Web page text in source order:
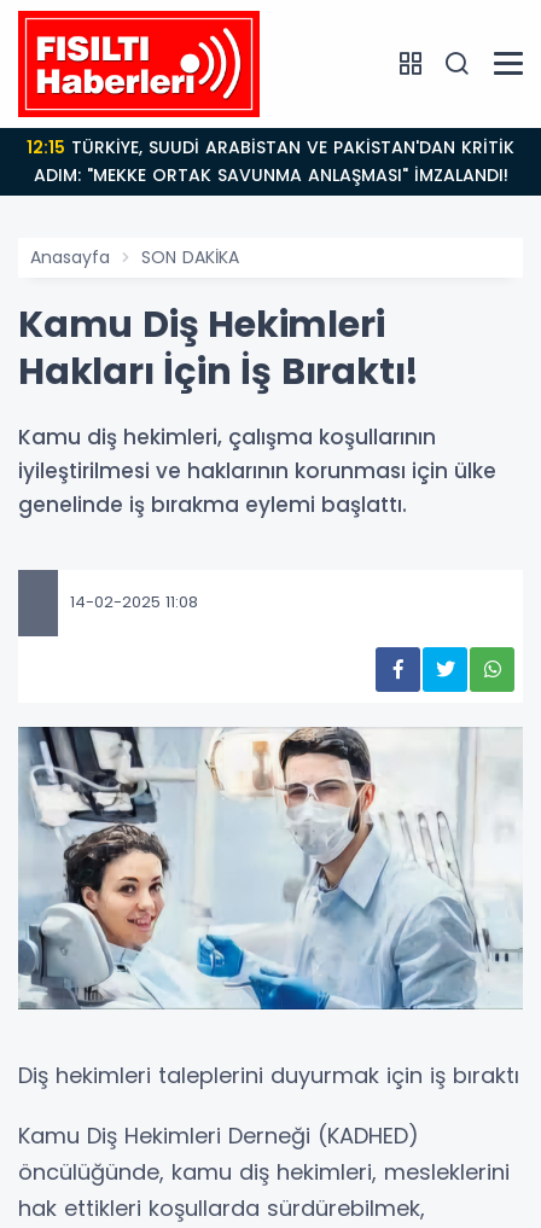
12:15
ADIM: "MEKKE ORTAK SAVUNMA ANLAŞMASI" İMZALANDI!
Anasayfa SON DAKİKA
Kamu Diş Hekimleri
Hakları İçin İş Bıraktı!
Kamu diş hekimleri, çalışma koşullarının
iyileştirilmesi ve haklarının korunması için ülke
genelinde iş bırakma eylemi başlattı.
14-02-2025 11:08
Diş hekimleri taleplerini duyurmak için iş bıraktı
Kamu Diş Hekimleri Derneği (KADHED)
öncülüğünde, kamu diş hekimleri, mesleklerini
hak ettikleri koşullarda sürdürebilmek,